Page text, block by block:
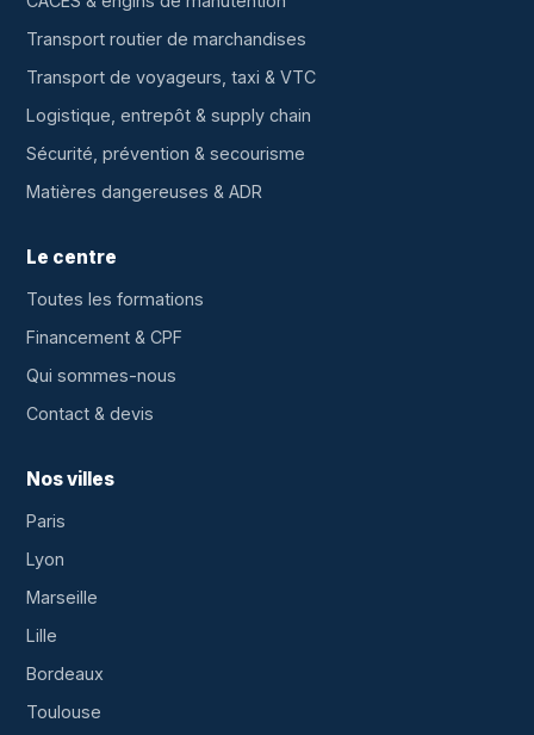
Transport routier de marchandises
Transport de voyageurs, taxi & VTC
Logistique, entrepôt & supply chain
Sécurité, prévention & secourisme
Matières dangereuses & ADR
Le centre
Toutes les formations
Financement & CPF
Qui sommes-nous
Contact & devis
Nos villes
Paris
Lyon
Marseille
Lille
Bordeaux
Toulouse